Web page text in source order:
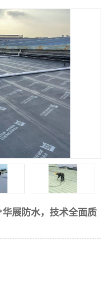
展防水，技术全面质